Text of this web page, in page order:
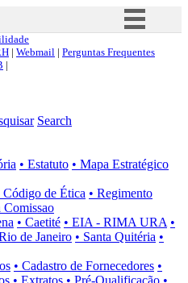
Simplifique!
Acesso à informação
Canais
| Webmail | Perguntas Frequentes
|
Search
• Estatuto • Mapa Estratégico
Código de Ética • Regimento
Comissao
• Caetité • EIA - RIMA URA •
de Janeiro • Santa Quitéria •
• Cadastro de Fornecedores •
• Extratos • Pré-Qualificação •